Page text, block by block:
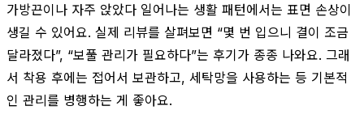
가방끈이나 자주 앉았다 일어나는 생활 패턴에서는 표면 손상이
생길 수 있어요. 실제 리뷰를 살펴보면 “몇 번 입으니 결이 조금
달라졌다”, “보풀 관리가 필요하다”는 후기가 종종 나와요. 그래
서 착용 후에는 접어서 보관하고, 세탁망을 사용하는 등 기본적
인 관리를 병행하는 게 좋아요.